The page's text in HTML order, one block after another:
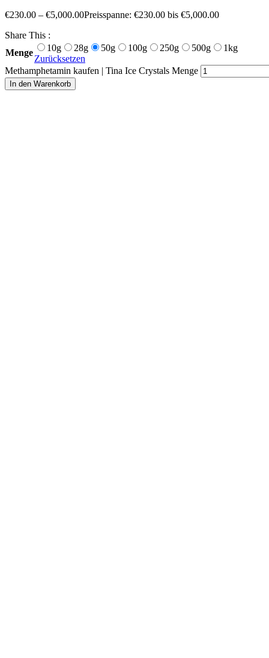
€230.00 – €5,000.00Preisspanne: €230.00 bis €5,000.00
Share This :
Menge
10g 28g 50g 100g 250g 500g
1kg
Zurücksetzen
Methamphetamin kaufen | Tina Ice Crystals Menge
In den Warenkorb